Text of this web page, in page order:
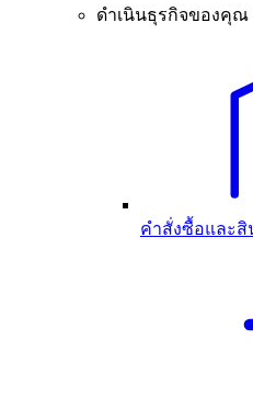
ดำเนินธุรกิจของคุณ
คำสั่งซื้อและสิ